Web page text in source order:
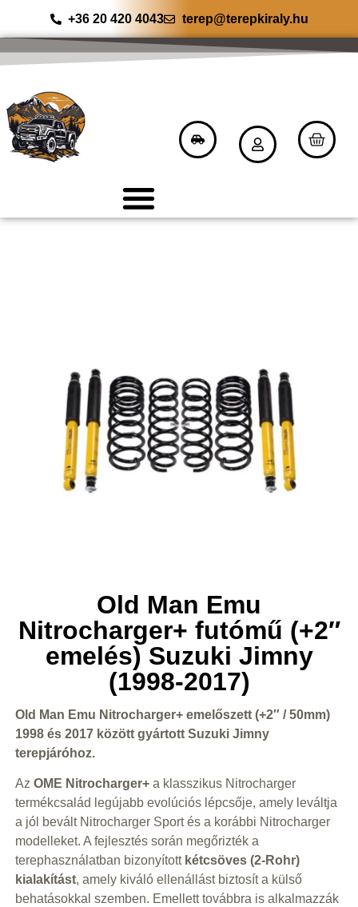
+36 20 420 4043 terep@terepkiraly.hu
Old Man Emu
Nitrocharger+ futómű (+2″
emelés) Suzuki Jimny
(1998-2017)
Old Man Emu Nitrocharger+ emelőszett (+2″ / 50mm)
1998 és 2017 között gyártott Suzuki Jimny
terepjáróhoz.
Az OME Nitrocharger+a klasszikus Nitrocharger
termékcsalád legújabb evolúciós lépcsője, amely leváltja
a jól bevált Nitrocharger Sport és a korábbi Nitrocharger
modelleket. A fejlesztés során megőrizték a
terephasználatban bizonyított kétcsöves (2-Rohr)
kialakítást, amely kiváló ellenállást biztosít a külső
behatásokkal szemben. Emellett továbbra is alkalmazzák